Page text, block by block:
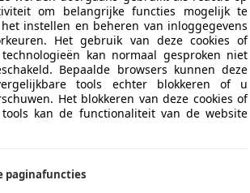
om belangrijke functies mogelijk te
instellen en beheren van inloggegevens
Het gebruik van deze cookies of
kan normaal gesproken niet
Bepaalde browsers kunnen deze
tools echter blokkeren of u
Het blokkeren van deze cookies of
kan de functionaliteit van de website
paginafuncties
kijk op wat premium is en brengt
Gaat hij daarmee potten breken